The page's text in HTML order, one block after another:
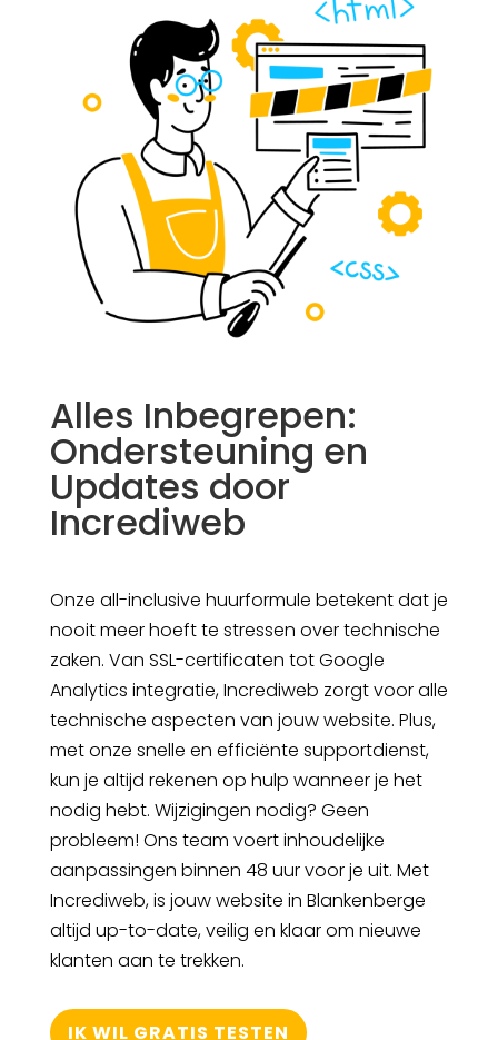
Alles Inbegrepen:
Ondersteuning en
Updates door
Incrediweb
Onze all-inclusive huurformule betekent dat je
nooit meer hoeft te stressen over technische
zaken. Van SSL-certificaten tot Google
Analytics integratie, Incrediweb zorgt voor alle
technische aspecten van jouw website. Plus,
met onze snelle en efficiënte supportdienst,
kun je altijd rekenen op hulp wanneer je het
nodig hebt. Wijzigingen nodig? Geen
probleem! Ons team voert inhoudelijke
aanpassingen binnen 48 uur voor je uit. Met
Incrediweb, is jouw website in Blankenberge
altijd up-to-date, veilig en klaar om nieuwe
klanten aan te trekken.
IK WIL GRATIS TESTEN